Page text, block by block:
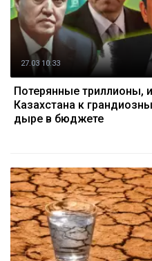
27.03 10:33
Потерянные триллионы,
Казахстана к
дыре в бюджете